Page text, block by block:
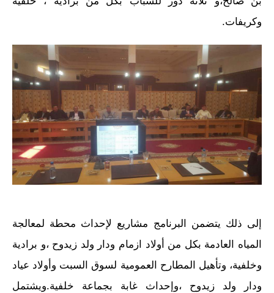
وكريفات.
إلى ذلك يتضمن البرنامج مشاريع لإحداث محطة لمعالجة
المياه العادمة بكل من أولاد ازمام ودار ولد زيدوح ،و برادية
وخلفية، وتأهيل المطارح العمومية لسوق السبت وأولاد عياد
ودار ولد زيدوح ،وإحداث غابة بجماعة خلفية.ويشتمل